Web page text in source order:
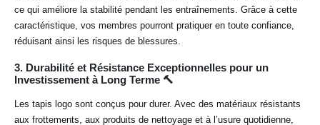
ce qui améliore la stabilité pendant les entraînements. Grâce à cette
caractéristique, vos membres pourront pratiquer en toute confiance,
réduisant ainsi les risques de blessures.
3. Durabilité et Résistance Exceptionnelles pour un
Investissement à Long Terme 🔨
Les tapis logo sont conçus pour durer. Avec des matériaux résistants
aux frottements, aux produits de nettoyage et à l’usure quotidienne,